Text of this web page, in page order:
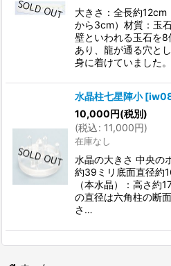
大きさ：全長約
から3cm）材質：玉
壁といわれる玉石を
あり、龍が通る穴と
身に着けていました
水晶柱七星陣小 [
10,000円(税別)
(税込: 11,000円)
在庫なし
水晶の大きさ 中央の
約39ミリ底面直径約
（本水晶）：高さ約
の直径は六角柱の断
さ…